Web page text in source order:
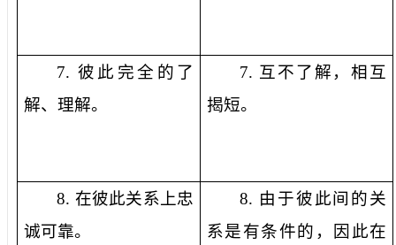
7. 彼此完全的了
解、理解。
7. 互不了解，相互
揭短。
8. 在彼此关系上忠
诚可靠。
8. 由于彼此间的关
系是有条件的，因此在